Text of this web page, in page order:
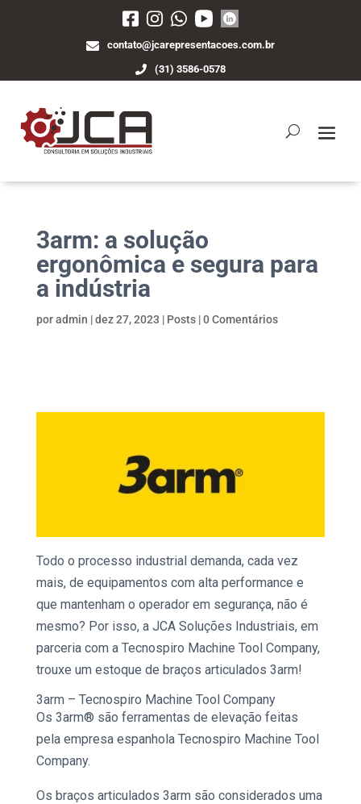
contato@jcarepresentacoes.com.br
(31) 3586-0578
3arm: a solução
ergonômica e segura para
a indústria
poradmin |dez 27, 2023 | Posts|0 Comentários
Todo o processo industrial demanda, cada vez
mais, de equipamentos com alta performance e
que mantenham o operador em segurança, não é
mesmo? Por isso, a JCA Soluções Industriais, em
parceria com a Tecnospiro Machine Tool Company,
trouxe um estoque de braços articulados 3arm!
3arm – Tecnospiro Machine Tool Company
Os 3arm® são ferramentas de elevação feitas
pela empresa espanhola Tecnospiro Machine Tool
Company.
Os braços articulados 3arm são considerados uma